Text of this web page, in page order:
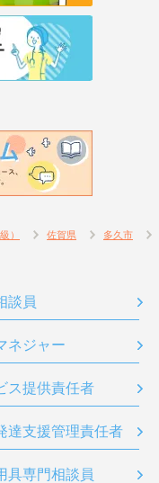
） 佐賀県 多久市
談員
ネジャー
ス提供責任者
達支援管理責任者
具専門相談員